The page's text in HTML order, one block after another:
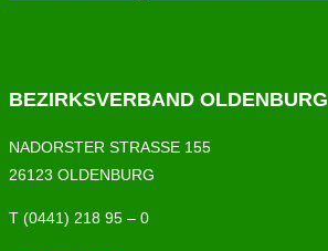
BEZIRKSVERBAND OLDENBURG
NADORSTER STRASSE 155
26123 OLDENBURG
T (0441) 218 95 – 0